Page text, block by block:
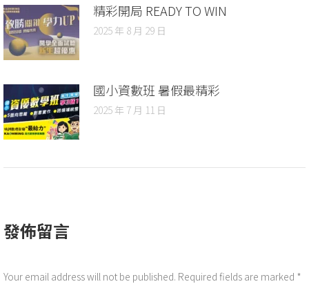
精彩開局 READY TO WIN
2025 年 8 月 29 日
國小資數班 暑假最精彩
2025 年 7 月 11 日
發佈留言
Your email address will not be published. Required fields are marked *